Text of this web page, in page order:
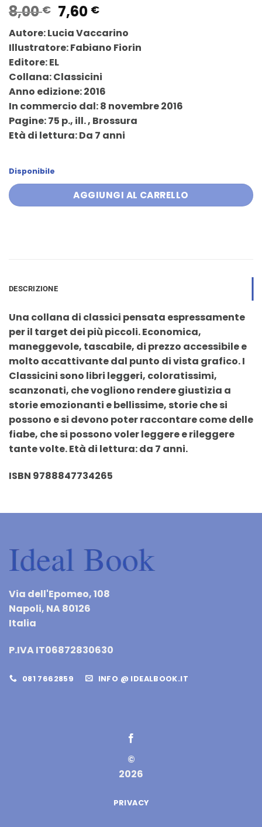
8,00€ Il
prezzo
originale
era:
8,00 €.
7,60 €Il
prezzo
attuale
è:
Autore: Lucia Vaccarino
Illustratore: Fabiano Fiorin
Editore: EL
Collana: Classicini
Anno edizione: 2016
In commercio dal: 8 novembre 2016
Pagine: 75 p., ill. , Brossura
Età di lettura: Da 7 anni
Disponibile
AGGIUNGI AL CARRELLO
DESCRIZIONE
Una collana di classici pensata espressamente
per il target dei più piccoli. Economica,
maneggevole, tascabile, di prezzo accessibile e
molto accattivante dal punto di vista grafico. I
Classicini sono libri leggeri, coloratissimi,
scanzonati, che vogliono rendere giustizia a
storie emozionanti e bellissime, storie che si
possono e si devono poter raccontare come delle
fiabe, che si possono voler leggere e rileggere
tante volte. Età di lettura: da 7 anni.
ISBN 9788847734265
Via dell'Epomeo, 108
Napoli, NA 80126
Italia
P.IVA IT06872830630
081 7662859 INFO @ IDEALBOOK.IT
©
2026
PRIVACY